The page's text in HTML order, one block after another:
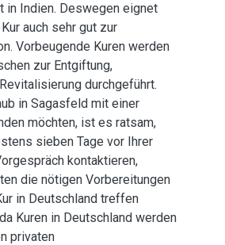
in Indien. Deswegen eignet
auch sehr gut zur
Vorbeugende Kuren werden
zur Entgiftung,
durchgeführt.
in Sagasfeld mit einer
möchten, ist es ratsam,
sieben Tage vor Ihrer
kontaktieren,
die nötigen Vorbereitungen
in Deutschland treffen
Kuren in Deutschland werden
privaten